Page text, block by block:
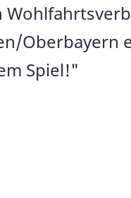
Oberbayern
Spiel!"